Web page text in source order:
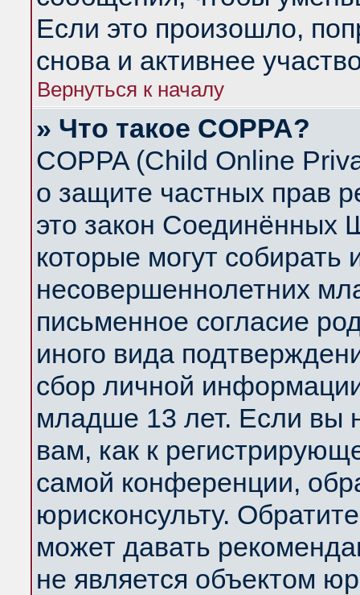
Если это произошло,
снова и активнее
Вернуться к началу
» Что такое COPPA?
COPPA (Child Online
о защите частных прав
это закон Соединённых
которые могут
несовершеннолетних
письменное согласие
иного вида
сбор личной
младше 13 лет. Если вы
вам, как к
самой конференции,
юрисконсульту.
может давать
не является объектом